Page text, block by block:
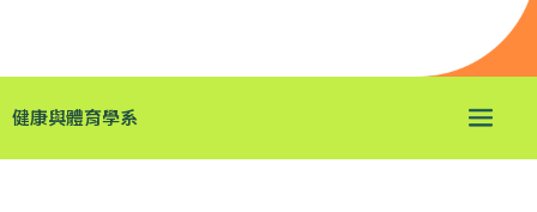
健康與體育學系